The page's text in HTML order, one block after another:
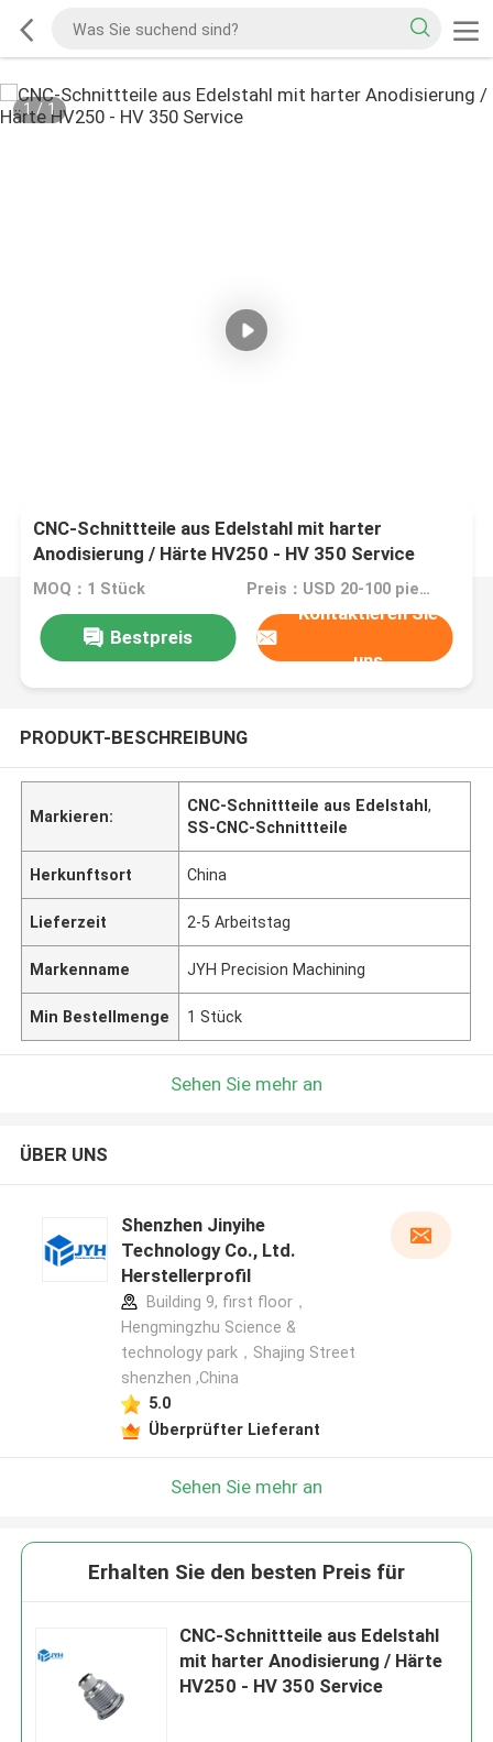
1/ 1
CNC-Schnittteile aus Edelstahl mit harter
Anodisierung / Härte HV250 - HV 350 Service
MOQ：1 Stück Preis：USD 20-100 pieces,negotiable
Bestpreis
Kontaktieren Sie
uns
PRODUKT-BESCHREIBUNG
Markieren:
CNC-Schnittteile aus Edelstahl,
SS-CNC-Schnittteile
Herkunftsort China
Lieferzeit 2-5 Arbeitstag
Markenname JYH Precision Machining
Min Bestellmenge 1 Stück
Sehen Sie mehr an
ÜBER UNS
Shenzhen Jinyihe
Technology Co., Ltd.
Herstellerprofil
Building 9, first floor，
Hengmingzhu Science &
technology park，Shajing Street
shenzhen ,China
5.0
Überprüfter Lieferant
Sehen Sie mehr an
Erhalten Sie den besten Preis für
CNC-Schnittteile aus Edelstahl
mit harter Anodisierung / Härte
HV250 - HV 350 Service